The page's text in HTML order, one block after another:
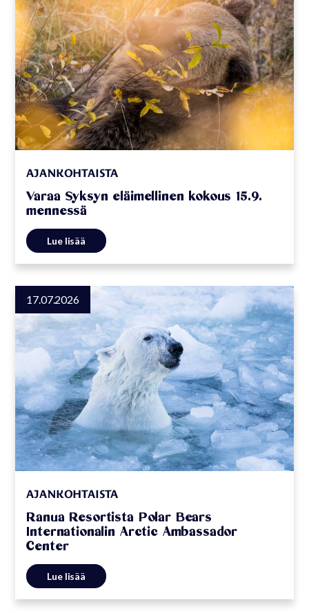
AJANKOHTAISTA
Varaa Syksyn eläimellinen kokous 15.9.
mennessä
Lue lisää
17.07.2026
AJANKOHTAISTA
Ranua Resortista Polar Bears
Internationalin Arctic Ambassador
Center
Lue lisää